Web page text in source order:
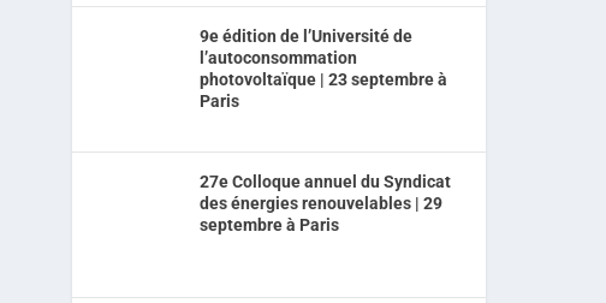
9e édition de l’Université de
l’autoconsommation
photovoltaïque | 23 septembre à
Paris
27e Colloque annuel du Syndicat
des énergies renouvelables | 29
septembre à Paris